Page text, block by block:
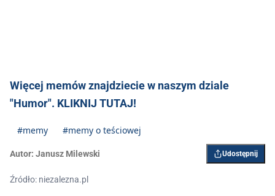
Więcej memów znajdziecie w naszym dziale
"Humor". KLIKNIJ TUTAJ!
#memy #memy o teściowej
Autor: Janusz Milewski Udostępnij
Źródło: niezalezna.pl